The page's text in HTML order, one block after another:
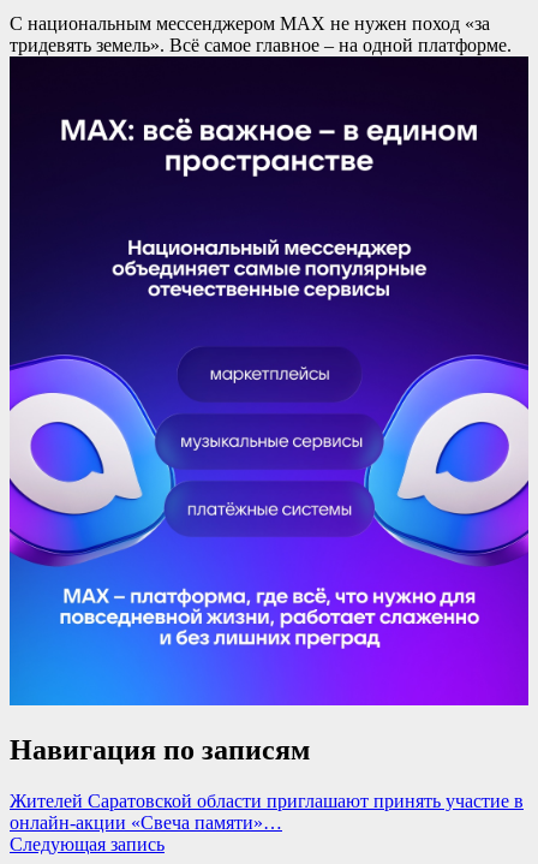
С национальным мессенджером MAX не нужен поход «за
тридевять земель». Всë самое главное – на одной платформе.
Навигация по записям
Жителей Саратовской области приглашают принять участие в
онлайн-акции «Свеча памяти»…
Следующая запись